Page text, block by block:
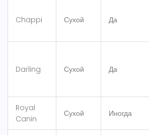
Chappi Сухой Да
Darling Сухой Да
Royal
Canin
Сухой Иногда